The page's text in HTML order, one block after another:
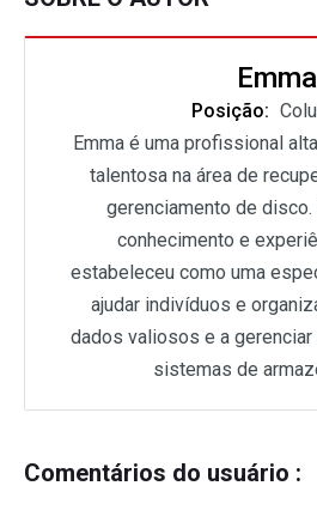
Emma
Posição:
Emma é uma profissional
talentosa na área de
gerenciamento de disco.
conhecimento e
estabeleceu como uma
ajudar indivíduos e
dados valiosos e a
sistemas de
Comentários do usuário :